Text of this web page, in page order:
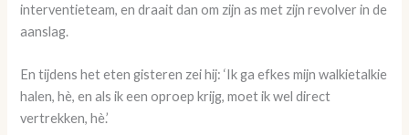
interventieteam, en draait dan om zijn as met zijn revolver in de
aanslag.
En tijdens het eten gisteren zei hij: ‘Ik ga efkes mijn walkietalkie
halen, hè, en als ik een oproep krijg, moet ik wel direct
vertrekken, hè.’